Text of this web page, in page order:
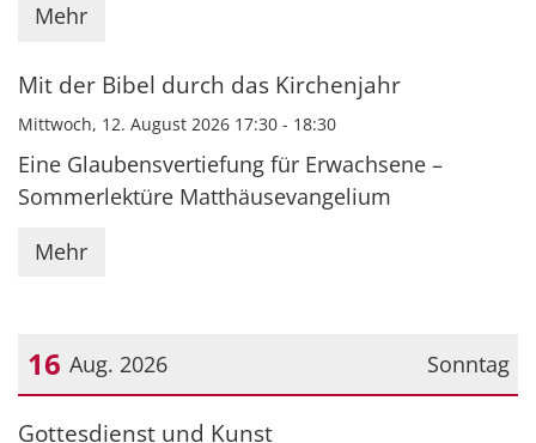
Mehr
Mit der Bibel durch das Kirchenjahr
Mittwoch, 12. August 2026 17:30 - 18:30
Eine Glaubensvertiefung für Erwachsene –
Sommerlektüre Matthäusevangelium
Mehr
Sonntag
16 Aug. 2026
Datum: 16. August 2026
Gottesdienst und Kunst